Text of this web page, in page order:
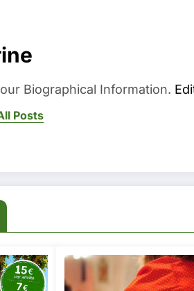
Biographical Information.
Posts